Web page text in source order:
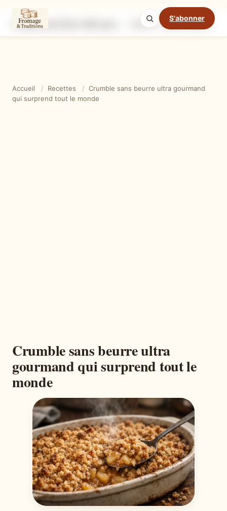
S'abonner
Ingrédients Étapes
Mode cuisine
Accueil / Recettes / Crumble sans beurre ultra gourmand
qui surprend tout le monde
Crumble sans beurre ultra
gourmand qui surprend tout le
monde